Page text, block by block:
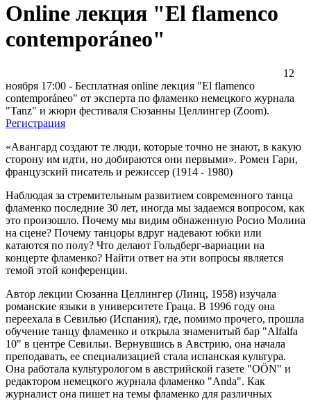
Online лекция "El flamenco
contemporáneo"
12
ноября 17:00 - Бесплатная online лекция "El flamenco
contemporáneo" от эксперта по фламенко немецкого журнала
"Tanz" и жюри фестиваля Сюзанны Целлингер (Zoom).
Регистрация
«Авангард создают те люди, которые точно не знают, в какую
сторону им идти, но добираются они первыми». Ромен Гари,
французский писатель и режиссер (1914 - 1980)
Наблюдая за стремительным развитием современного танца
фламенко последние 30 лет, иногда мы задаемся вопросом, как
это произошло. Почему мы видим обнаженную Росио Молина
на сцене? Почему танцоры вдруг надевают юбки или
катаются по полу? Что делают Гольдберг-вариации на
концерте фламенко? Найти ответ на эти вопросы является
темой этой конференции.
Автор лекции Сюзанна Целлингер (Линц, 1958) изучала
романские языки в университете Граца. В 1996 году она
переехала в Севилью (Испания), где, помимо прочего, прошла
обучение танцу фламенко и открыла знаменитый бар "Alfalfa
10" в центре Севильи. Вернувшись в Австрию, она начала
преподавать, ее специализацией стала испанская культура.
Она работала культурологом в австрийской газете "OÖN" и
редактором немецкого журнала фламенко "Anda". Как
журналист она пишет на темы фламенко для различных